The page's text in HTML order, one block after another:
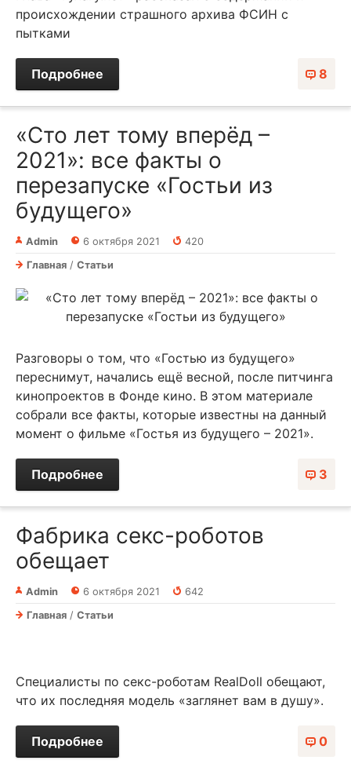
происхождении страшного архива ФСИН с
пытками
8
Подробнее
«Сто лет тому вперёд –
2021»: все факты о
перезапуске «Гостьи из
будущего»
Admin 6 октября 2021
420
Главная / Статьи
Разговоры о том, что «Гостью из будущего»
переснимут, начались ещё весной, после питчинга
кинопроектов в Фонде кино. В этом материале
собрали все факты, которые известны на данный
момент о фильме «Гостья из будущего – 2021».
3
Подробнее
Фабрика секс-роботов
обещает
Admin 6 октября 2021
642
Главная / Статьи
Специалисты по секс-роботам RealDoll обещают,
что их последняя модель «заглянет вам в душу».
0
Подробнее